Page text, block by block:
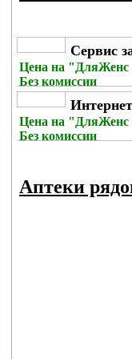
Сервис
Цена на "ДляЖенс
Без комиссии
Цена на "ДляЖенс
Без комиссии
Аптеки